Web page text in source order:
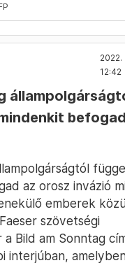
2022.
12:42
befogad
az orosz invázió
emberek
szövetségi
Bild am Sonntag
interjúban,